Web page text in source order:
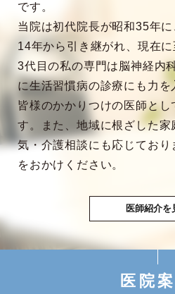
です。
当院は初代院長が昭和35年
14年から引き継がれ、現在に
3代目の私の専門は脳神経内
に生活習慣病の診療にも力
皆様のかかりつけの医師とし
す。また、地域に根ざした
気・介護相談にも応じてお
をおかけください。
医師紹介を
医院